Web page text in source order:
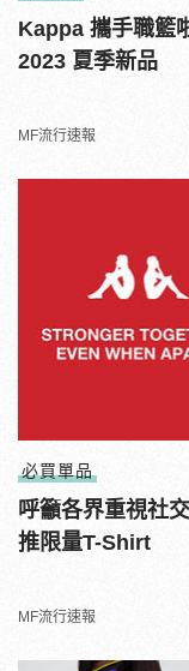
Kappa 攜手職籃
2023 夏季新品
MF流行速報
必買單品
呼籲各界重視社
推限量T-Shirt
MF流行速報